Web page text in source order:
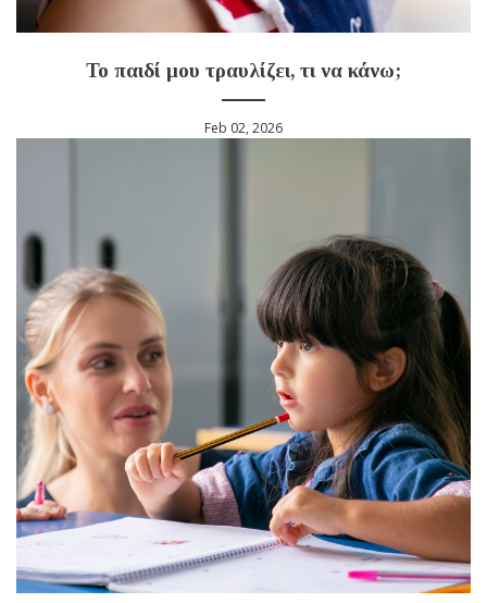
Το παιδί μου τραυλίζει, τι να κάνω;
Feb 02, 2026